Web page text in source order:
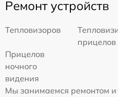
Ремонт устройств
Тепловизоров
прицелов
Прицелов
ночного
видения
Мы занимаемся ремонтом и